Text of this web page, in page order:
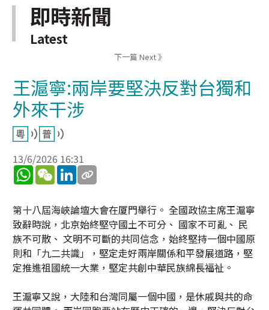
即時新聞
Latest
下一篇 Next 》
王滬寧:兩岸要堅決反對台獨和
外來干涉
13/6/2026 16:31
WhatsApp
WeChatLinkedIn
第十八屆海峽論壇大會在厦門舉行。 全國政協主席王滬寧
致辭時說，北京始終堅守國土不可分、 國家不可亂、 民
族不可散、 文明不可斷的共同信念，始終堅持一個中國原
則和「九二共識」，堅定走好兩岸關係和平發展道路，堅
定推進祖國統一大業，堅定共創中華民族綿長福祉。
王滬寧又說，大陸和台灣同屬一個中國，是休戚與共的命